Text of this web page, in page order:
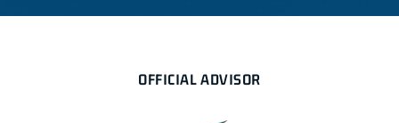
OFFICIAL ADVISOR